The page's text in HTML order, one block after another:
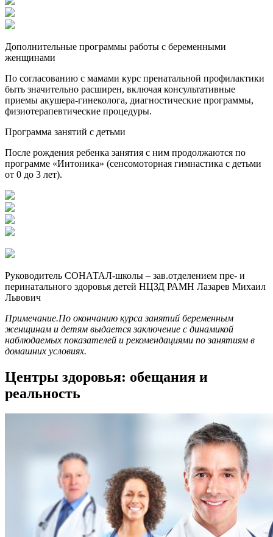
Дополнительные программы работы с беременными
женщинами
По согласованию с мамами курс пренатальной профилактики
быть значительно расширен, включая консультативные
приемы акушера-гинеколога, диагностические программы,
физиотерапевтические процедуры.
Программа занятий с детьми
После рождения ребенка занятия с ним продолжаются по
программе «Интоника» (сенсомоторная гимнастика с детьми
от 0 до 3 лет).
Руководитель СОНАТАЛ-школы – зав.отделением пре- и
перинатального здоровья детей НЦЗД РАМН Лазарев Михаил
Львович
Примечание.По окончанию курса занятий беременным
женщинам и детям выдается заключение с динамикой
наблюдаемых показателей и рекомендациями по занятиям в
домашних условиях.
Центры здоровья: обещания и
реальность